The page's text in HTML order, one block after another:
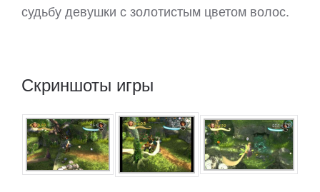
судьбу девушки с золотистым цветом волос.
Скриншоты игры